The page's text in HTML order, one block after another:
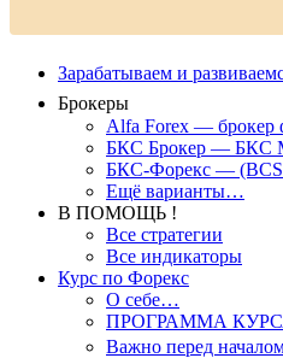
Зарабатываем и
Брокеры
Alfa Forex — брокер
БКС Брокер — БКС
БКС-Форекс —
Ещё варианты…
В ПОМОЩЬ !
Все стратегии
Все индикаторы
Курс по Форекс
О себе…
ПРОГРАММА
Важно перед началом